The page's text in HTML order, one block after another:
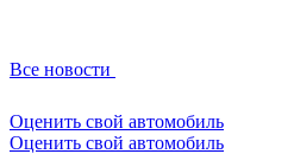
Все новости
Оценить свой автомобиль
Оценить свой автомобиль